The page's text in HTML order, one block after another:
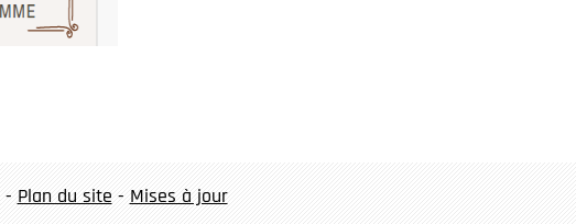
- Plan du site - Mises à jour